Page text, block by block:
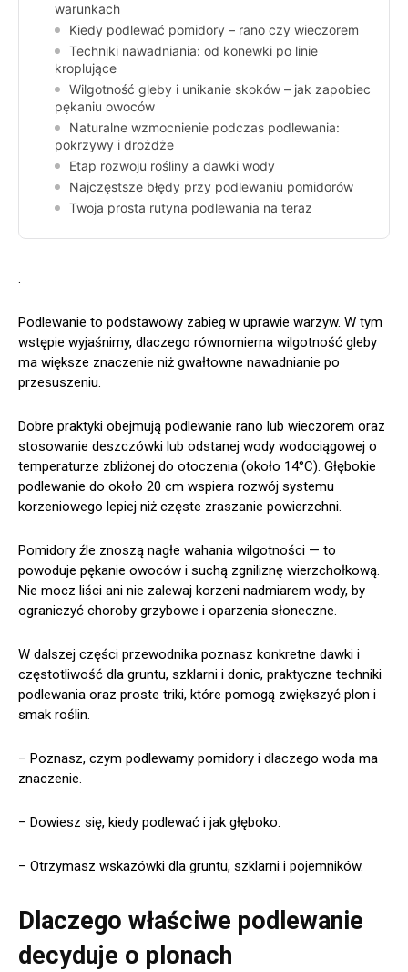
warunkach
Kiedy podlewać pomidory – rano czy wieczorem
Techniki nawadniania: od konewki po linie
kroplujące
Wilgotność gleby i unikanie skoków – jak zapobiec
pękaniu owoców
Naturalne wzmocnienie podczas podlewania:
pokrzywy i drożdże
Etap rozwoju rośliny a dawki wody
Najczęstsze błędy przy podlewaniu pomidorów
Twoja prosta rutyna podlewania na teraz
.
Podlewanie to podstawowy zabieg w uprawie warzyw. W tym
wstępie wyjaśnimy, dlaczego równomierna wilgotność gleby
ma większe znaczenie niż gwałtowne nawadnianie po
przesuszeniu.
Dobre praktyki obejmują podlewanie rano lub wieczorem oraz
stosowanie deszczówki lub odstanej wody wodociągowej o
temperaturze zbliżonej do otoczenia (około 14°C). Głębokie
podlewanie do około 20 cm wspiera rozwój systemu
korzeniowego lepiej niż częste zraszanie powierzchni.
Pomidory źle znoszą nagłe wahania wilgotności — to
powoduje pękanie owoców i suchą zgniliznę wierzchołkową.
Nie mocz liści ani nie zalewaj korzeni nadmiarem wody, by
ograniczyć choroby grzybowe i oparzenia słoneczne.
W dalszej części przewodnika poznasz konkretne dawki i
częstotliwość dla gruntu, szklarni i donic, praktyczne techniki
podlewania oraz proste triki, które pomogą zwiększyć plon i
smak roślin.
– Poznasz, czym podlewamy pomidory i dlaczego woda ma
znaczenie.
– Dowiesz się, kiedy podlewać i jak głęboko.
– Otrzymasz wskazówki dla gruntu, szklarni i pojemników.
Dlaczego właściwe podlewanie
decyduje o plonach